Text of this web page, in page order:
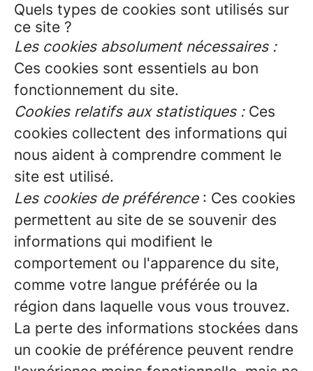
Quels types de cookies sont utilisés sur
ce site ?
Les cookies absolument nécessaires :
Ces cookies sont essentiels au bon
fonctionnement du site.
Cookies relatifs aux statistiques :Ces
cookies collectent des informations qui
nous aident à comprendre comment le
site est utilisé.
Les cookies de préférence: Ces cookies
permettent au site de se souvenir des
informations qui modifient le
comportement ou l'apparence du site,
comme votre langue préférée ou la
région dans laquelle vous vous trouvez.
La perte des informations stockées dans
un cookie de préférence peuvent rendre